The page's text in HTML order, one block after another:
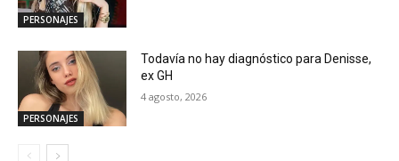
PERSONAJES
PERSONAJES
Todavía no hay diagnóstico para Denisse,
ex GH
4 agosto, 2026